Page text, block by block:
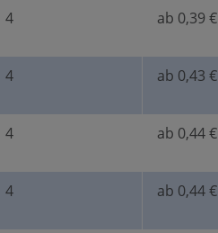
Felder sind Pflichtfelder.
4 ab 0,39 €
4 ab 0,43 €
4 ab 0,44 €
4 ab 0,44 €